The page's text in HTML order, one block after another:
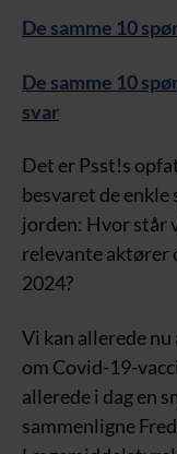
De samme 10
De samme 10
svar
Det er Psst!s
besvaret de enkle
jorden: Hvor står
relevante aktører
2024?
Vi kan allerede nu
om Covid-19-
allerede i dag en
sammenligne